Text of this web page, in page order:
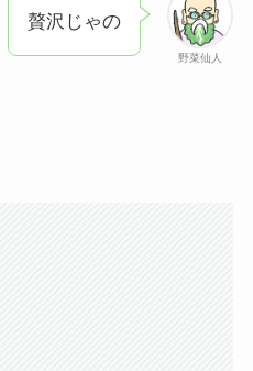
野菜仙人
贅沢じゃの